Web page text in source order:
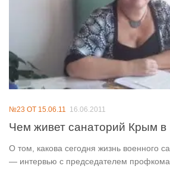
№23 ОТ 15.06.11 16.06.2011
Чем живет санаторий Крым в
О том, какова сегодня жизнь военного
— интервью с председателем